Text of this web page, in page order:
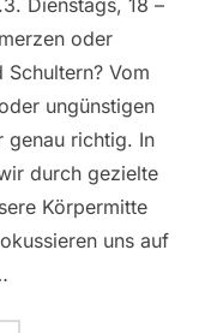
oder
Schultern? Vom
ungünstigen
genau richtig. In
durch gezielte
Körpermitte
uns auf